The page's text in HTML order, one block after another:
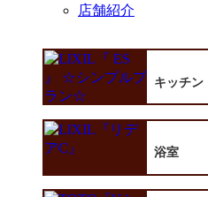
店舗紹介
キッチン
浴室